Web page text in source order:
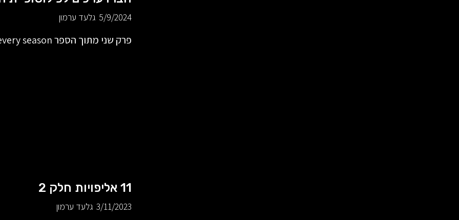
5/9/2024 גלעד ערמון
פרק שני מתוך הספר Coaching better every season.
11 אליפויות חלק 2
3/11/2023 גלעד ערמון